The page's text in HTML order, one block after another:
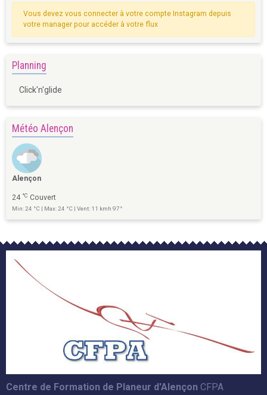
Vous devez vous connecter à votre compte Instagram depuis
votre manager pour accéder à votre flux
Planning
Click'n'glide
Météo Alençon
Alençon
24 °C Couvert
Min: 24 °C | Max: 24 °C | Vent: 11 kmh 97°
Centre de Formation de Planeur d'Alençon CFPA